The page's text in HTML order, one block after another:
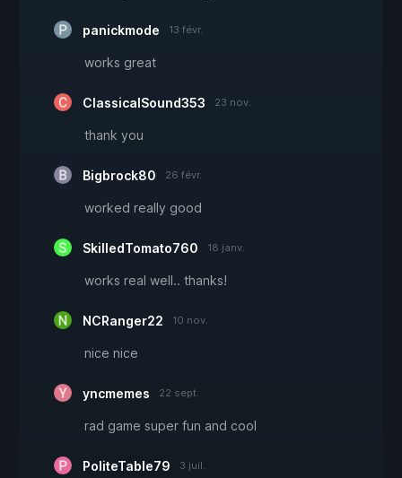
panickmode 13 févr.
works great
ClassicalSound353 23 nov.
thank you
Bigbrock80 26 févr.
worked really good
SkilledTomato760 18 janv.
works real well.. thanks!
NCRanger22 10 nov.
nice nice
yncmemes 22 sept.
rad game super fun and cool
PoliteTable79 3 juil.